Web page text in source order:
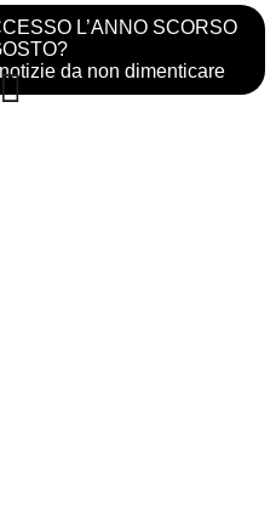
L’ANNO SCORSO
da non dimenticare